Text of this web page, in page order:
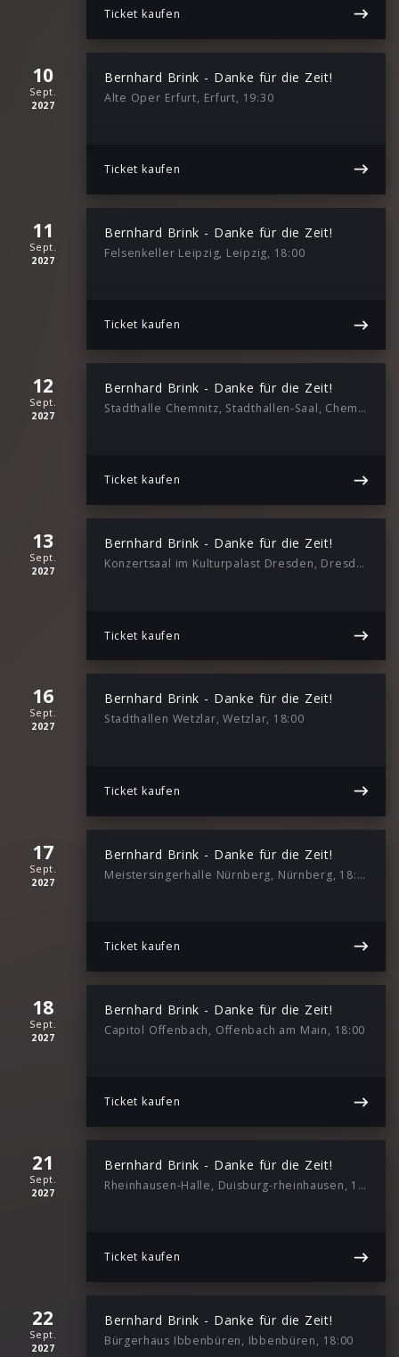
Ticket kaufen
10
Sept.
2027
Bernhard Brink - Danke für die Zeit!
Alte Oper Erfurt, Erfurt, 19:30
Ticket kaufen
11
Sept.
2027
Bernhard Brink - Danke für die Zeit!
Felsenkeller Leipzig, Leipzig, 18:00
Ticket kaufen
12
Sept.
2027
Bernhard Brink - Danke für die Zeit!
Stadthalle Chemnitz, Stadthallen-Saal, Chemnitz, 16:00
Ticket kaufen
13
Sept.
2027
Bernhard Brink - Danke für die Zeit!
Konzertsaal im Kulturpalast Dresden, Dresden, 18:00
Ticket kaufen
16
Sept.
2027
Bernhard Brink - Danke für die Zeit!
Stadthallen Wetzlar, Wetzlar, 18:00
Ticket kaufen
17
Sept.
2027
Bernhard Brink - Danke für die Zeit!
Meistersingerhalle Nürnberg, Nürnberg, 18:00
Ticket kaufen
18
Sept.
2027
Bernhard Brink - Danke für die Zeit!
Capitol Offenbach, Offenbach am Main, 18:00
Ticket kaufen
21
Sept.
2027
Bernhard Brink - Danke für die Zeit!
Rheinhausen-Halle, Duisburg-rheinhausen, 18:00
Ticket kaufen
22
Sept.
2027
Bernhard Brink - Danke für die Zeit!
Bürgerhaus Ibbenbüren, Ibbenbüren, 18:00